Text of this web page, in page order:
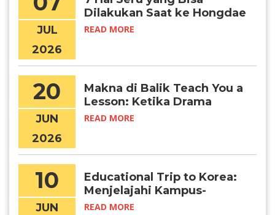
JUL
2026
Dilakukan Saat ke Hongdae
READ MORE
20
JUN
2026
Makna di Balik Teach You a
Lesson: Ketika Drama
Menjadi Awal Mimpi Belajar
READ MORE
10
JUN
Educational Trip to Korea:
Menjelajahi Kampus-
Kampus Terbaik di Korea
READ MORE